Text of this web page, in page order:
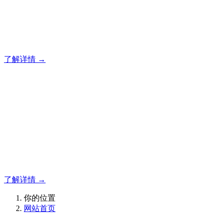
了解详情 →
了解详情 →
你的位置
网站首页